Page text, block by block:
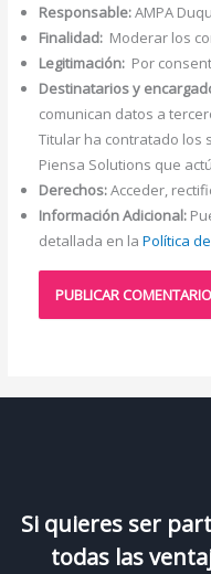
Responsable:AMPA
Finalidad:Moderar los
Legitimación:Por
Destinatarios y
comunican datos a
Titular ha contratado los
Piensa Solutions que
Derechos:Acceder,
Información Adicional:
detallada en la Política
Si quieres ser
todas las